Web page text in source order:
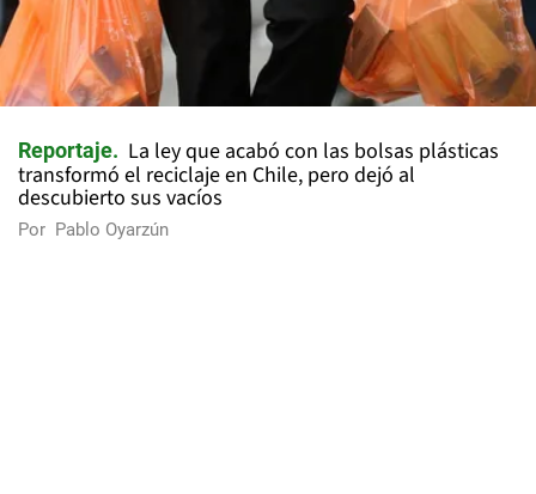
Reportaje
La ley que acabó con las bolsas plásticas
transformó el reciclaje en Chile, pero dejó al
descubierto sus vacíos
Por Pablo Oyarzún